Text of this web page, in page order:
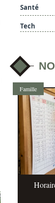
Santé
Tech
Famille